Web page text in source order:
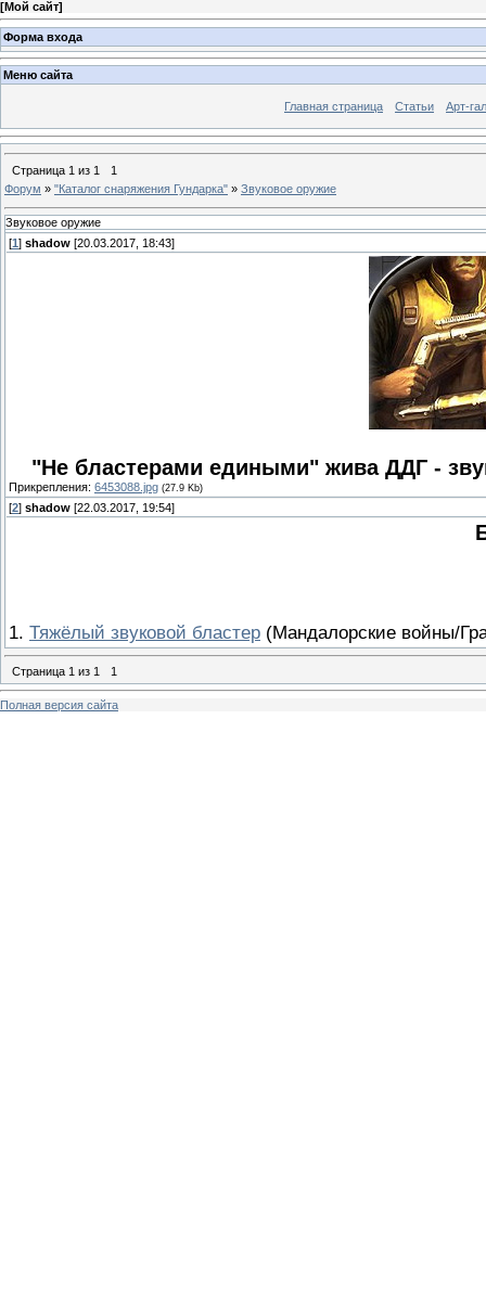
[Мой сайт]
Форма входа
Меню сайта
Главная страница Статьи Арт-
Страница 1 из 1
1
Форум » "Каталог снаряжения Гундарка" » Звуковое оружие
Звуковое оружие
[1 ] shadow [20.03.2017, 18:43]
"Не бластерами едиными" жива ДДГ -
Прикрепления: 6453088.jpg (27.9 Kb)
[2] shadow [22.03.2017, 19:54]
1. Тяжёлый звуковой бластер (Мандалорские войны/
Страница 1 из 1 1
Полная версия сайта